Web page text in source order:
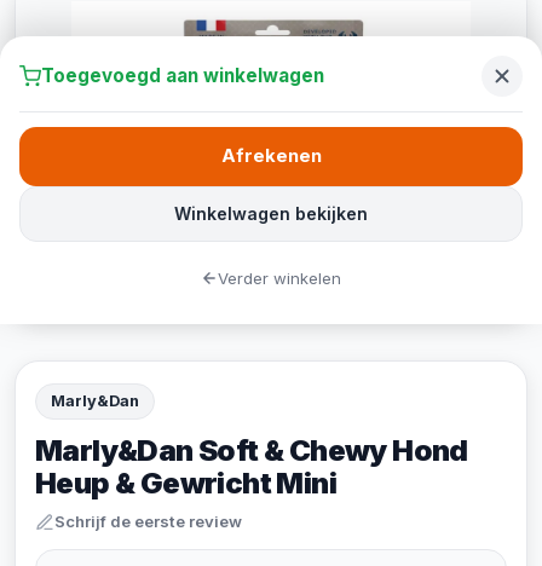
Marly&Dan
Marly&Dan Soft & Chewy Hond
Heup & Gewricht Mini
Schrijf de eerste review
Toegevoegd aan winkelwagen
Winkelwagen bekijken
Afrekenen
Verder winkelen